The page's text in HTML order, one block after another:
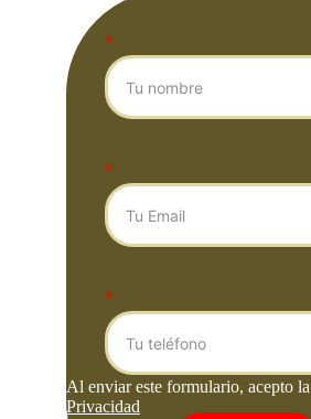
*
*
*